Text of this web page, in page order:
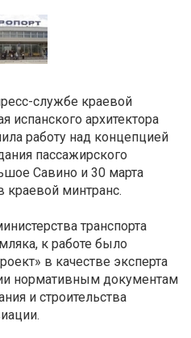
службе краевой
испанского архитектора
работу над концепцией
пассажирского
Савино и 30 марта
краевой минтранс.
транспорта
к работе было
в качестве эксперта
нормативным документам
и строительства